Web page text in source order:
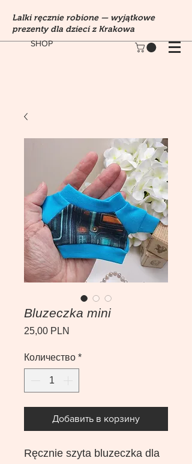
SHOP
Lalki ręcznie robione — wyjątkowe
prezenty dla dzieci z Krakowa
Bluzeczka mini
25,00 PLN
Количество *
Добавить в корзину
Ręcznie szyta bluzeczka dla